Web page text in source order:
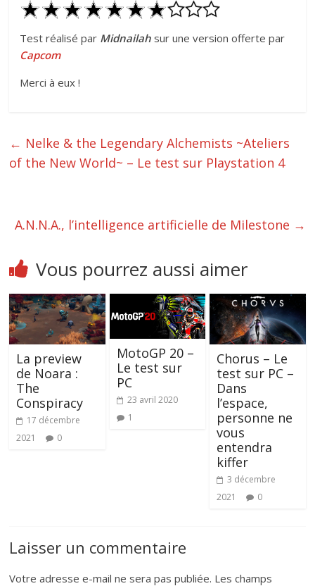
Test réalisé par Midnailah sur une version offerte par
Capcom
Merci à eux !
← Nelke & the Legendary Alchemists ~Ateliers
of the New World~ – Le test sur Playstation 4
A.N.N.A., l’intelligence artificielle de Milestone →
Vous pourrez aussi aimer
La preview
de Noara :
The
Conspiracy
17 décembre
2021
0
MotoGP 20 –
Le test sur
PC
23 avril 2020
1
Chorus – Le
test sur PC –
Dans
l’espace,
personne ne
vous
entendra
kiffer
3 décembre
2021
0
Laisser un commentaire
Votre adresse e-mail ne sera pas publiée. Les champs